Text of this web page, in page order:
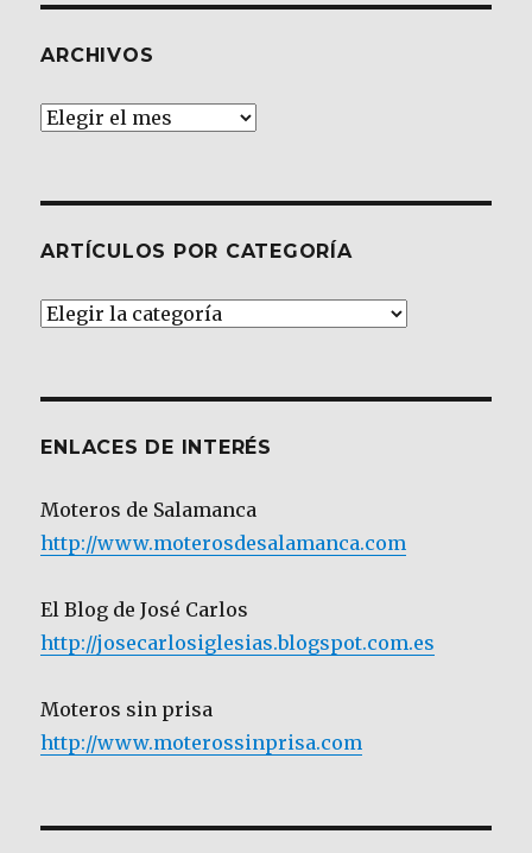
ARCHIVOS
Archivos
ARTÍCULOS POR CATEGORÍA
Artículos
ENLACES DE INTERÉS
Moteros de Salamanca
http://www.moterosdesalamanca.com
El Blog de José Carlos
http://josecarlosiglesias.blogspot.com.es
Moteros sin prisa
http://www.moterossinprisa.com